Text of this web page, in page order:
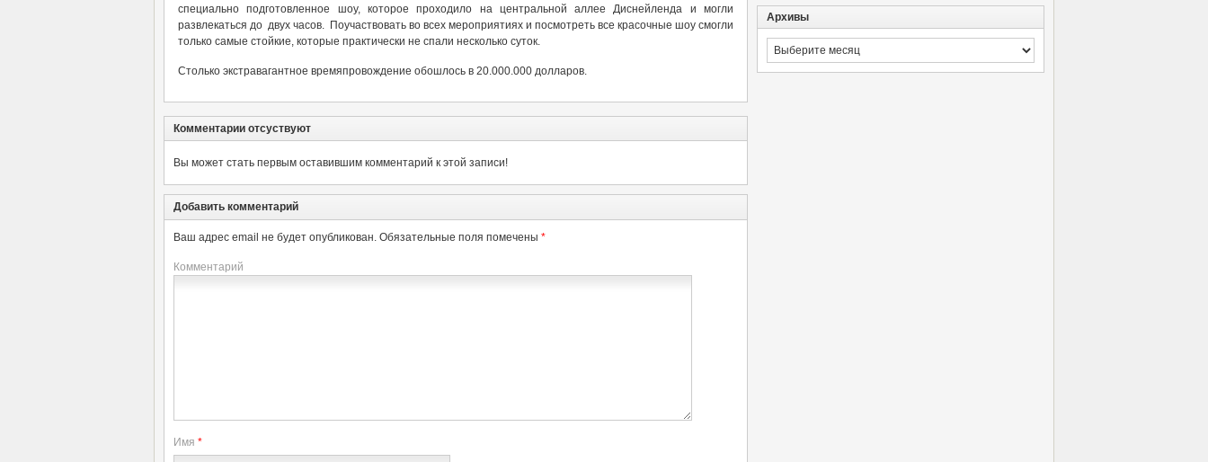
специально подготовленное шоу, которое проходило на центральной аллее Диснейленда и могли
развлекаться до двух часов. Поучаствовать во всех мероприятиях и посмотреть все красочные шоу смогли
только самые стойкие, которые практически не спали несколько суток.
Столько экстравагантное времяпровождение обошлось в 20.000.000 долларов.
Комментарии отсуствуют
Вы может стать первым оставившим комментарий к этой записи!
Добавить комментарий
Ваш адрес email не будет опубликован. Обязательные поля помечены *
Комментарий
Имя *
Архивы
Архивы